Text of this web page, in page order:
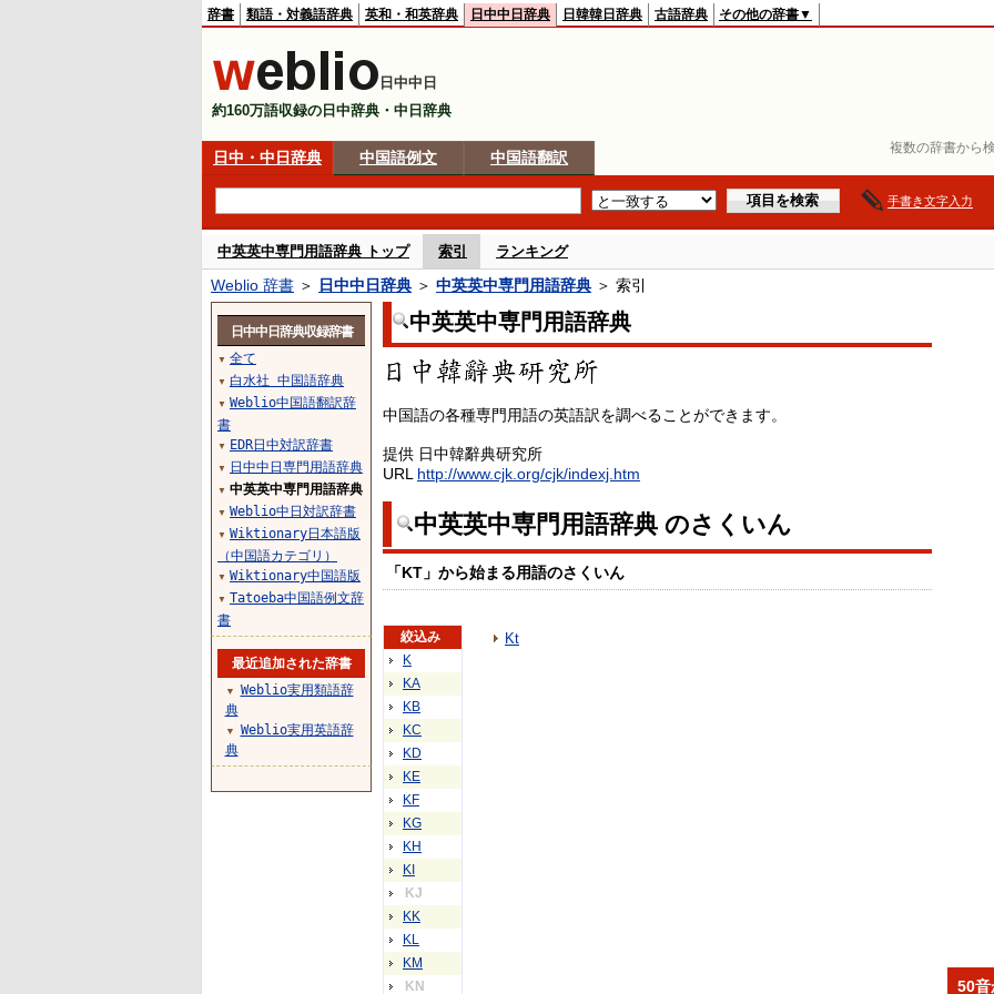
複数の辞書から
辞書 類語・対義語辞典 英和・和英辞典 日中中日辞典 日韓韓日辞典 古語辞典 その他の辞書▼
日中中日
約160万語収録の日中辞典・中日辞典
日中・中日辞典 中国語例文 中国語翻訳
手書き文字入力
中英英中専門用語辞典 トップ 索引 ランキング
Weblio 辞書 ＞ 日中中日辞典 ＞ 中英英中専門用語辞典 ＞ 索引
中英英中専門用語辞典
中国語の各種専門用語の英語訳を調べることができます。
提供 日中韓辭典研究所
URL http://www.cjk.org/cjk/indexj.htm
中英英中専門用語辞典 のさくいん
「KT」から始まる用語のさくいん
絞込み
K
KA
KB
KC
KD
KE
KF
KG
KH
KI
KJ
KK
KL
KM
KN
Kt
日中中日辞典収録辞書
▼ 全て
▼ 白水社 中国語辞典
▼ Weblio中国語翻訳辞
書
▼ EDR日中対訳辞書
▼ 日中中日専門用語辞典
▼ 中英英中専門用語辞典
▼ Weblio中日対訳辞書
▼ Wiktionary日本語版
（中国語カテゴリ）
▼ Wiktionary中国語版
▼ Tatoeba中国語例文辞
書
最近追加された辞書
▼
Weblio実用類語辞
典
▼
Weblio実用英語辞
典
50音